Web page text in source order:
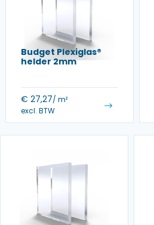
Budget Plexiglas®
helder 2mm
€ 27,27/ m²
excl. BTW